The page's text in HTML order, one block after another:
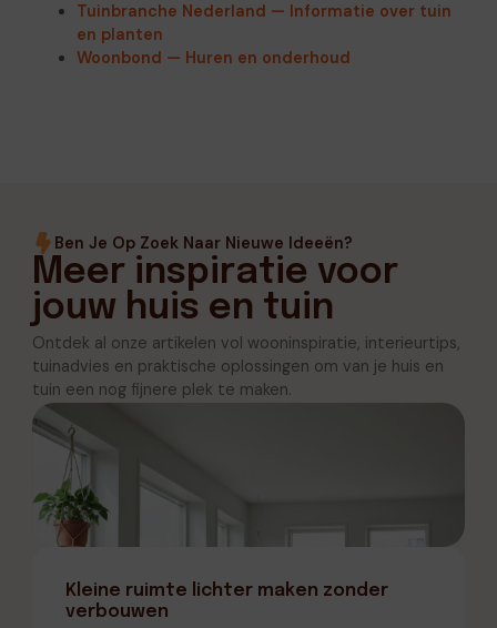
Tuinbranche Nederland — Informatie over tuin
en planten
Woonbond — Huren en onderhoud
Ben Je Op Zoek Naar Nieuwe Ideeën?
Meer inspiratie voor
jouw huis en tuin
Ontdek al onze artikelen vol wooninspiratie, interieurtips,
tuinadvies en praktische oplossingen om van je huis en
tuin een nog fijnere plek te maken.
Kleine ruimte lichter maken zonder
verbouwen